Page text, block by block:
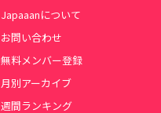
Japaaanについて
お問い合わせ
無料メンバー登録
月別アーカイブ
週間ランキング